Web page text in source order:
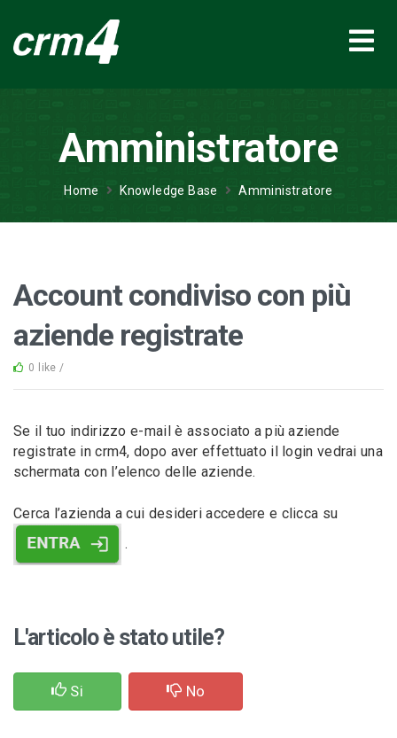
Amministratore
Home Knowledge Base Amministratore
Account condiviso con più
aziende registrate
0 like /
Se il tuo indirizzo e-mail è associato a più aziende
registrate in crm4, dopo aver effettuato il login vedrai una
schermata con l’elenco delle aziende.
Cerca l’azienda a cui desideri accedere e clicca su
.
L'articolo è stato utile?
Si No